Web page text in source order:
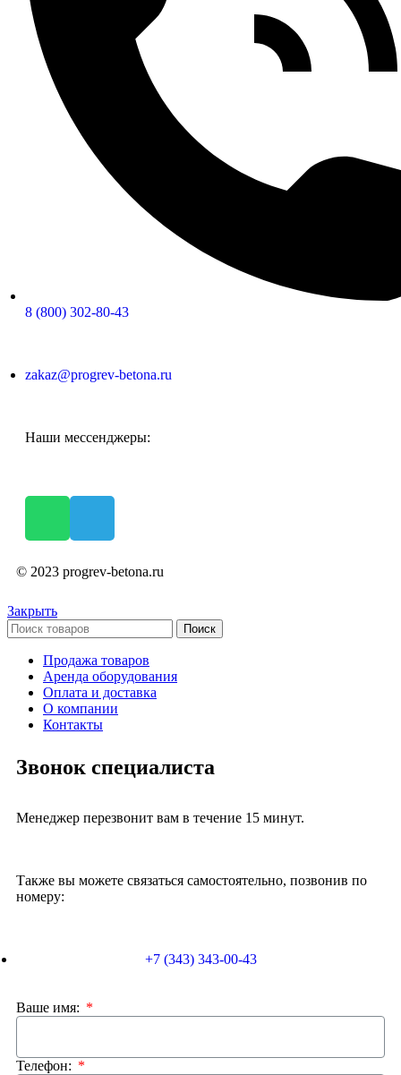
8 (800) 302-80-43
zakaz@progrev-betona.ru
Наши мессенджеры:
© 2023 progrev-betona.ru
Закрыть
Поиск
Продажа товаров
Аренда оборудования
Оплата и доставка
О компании
Контакты
Звонок специалиста
Менеджер перезвонит вам в течение 15 минут.
Также вы можете связаться самостоятельно, позвонив по
номеру:
+7 (343) 343-00-43
Ваше имя:
Телефон: